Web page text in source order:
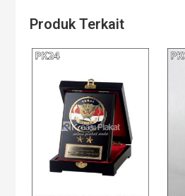
Produk Terkait